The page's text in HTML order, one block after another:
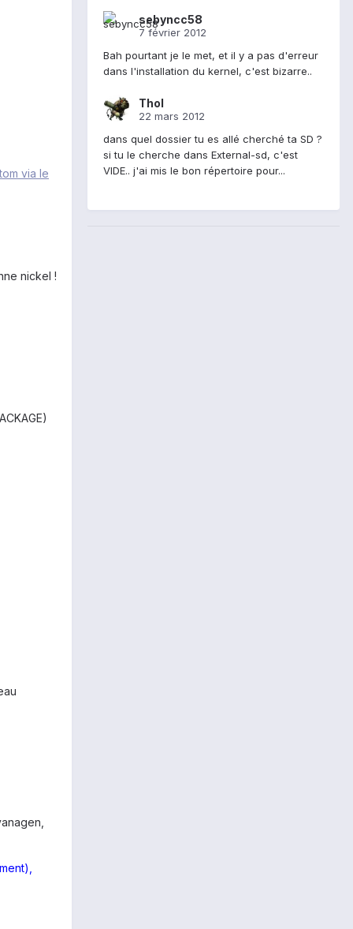
via le
nickel !
sebyncc58
7 février 2012
Bah pourtant je le met, et il y a pas d'erreur
dans l'installation du kernel, c'est bizarre..
Thol
22 mars 2012
dans quel dossier tu es allé cherché ta SD ?
si tu le cherche dans External-sd, c'est
VIDE.. j'ai mis le bon répertoire pour...